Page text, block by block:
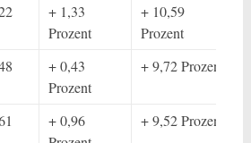
+ 1,33
Prozent
+ 10,59
Prozent
+ 0,43
Prozent
+ 9,72 Prozent
+ 0,96
+ 9,52 Prozent